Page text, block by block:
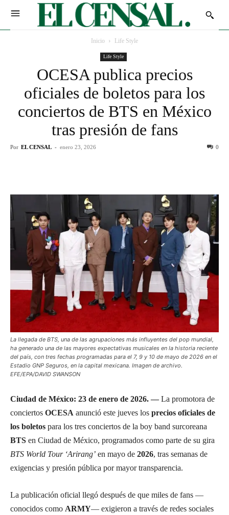
Inicio Life Style
Life Style
OCESA publica precios
oficiales de boletos para los
conciertos de BTS en México
tras presión de fans
Por EL CENSAL - enero 23, 2026 0
La llegada de BTS, una de las agrupaciones más influyentes del pop mundial,
ha generado una de las mayores expectativas musicales en la historia reciente
del país, con tres fechas programadas para el 7, 9 y 10 de mayo de 2026 en el
Estadio GNP Seguros, en la capital mexicana. Imagen de archivo.
EFE/EPA/DAVID SWANSON
Ciudad de México: 23 de enero de 2026. —La promotora de
conciertos OCESA anunció este jueves los precios oficiales de
los boletos para los tres conciertos de la boy band surcoreana
BTS en Ciudad de México, programados como parte de su gira
BTS World Tour ‘Arirang’ en mayo de 2026, tras semanas de
exigencias y presión pública por mayor transparencia.
La publicación oficial llegó después de que miles de fans —
conocidos como ARMY— exigieron a través de redes sociales